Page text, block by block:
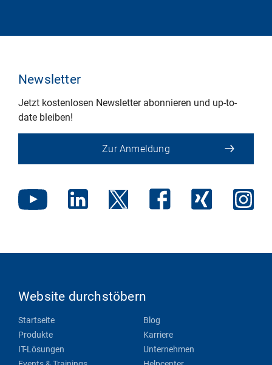
Newsletter
Jetzt kostenlosen Newsletter abonnieren und up-to-
date bleiben!
Zur Anmeldung
Website durchstöbern
Startseite
Produkte
IT-Lösungen
Blog
Karriere
Unternehmen